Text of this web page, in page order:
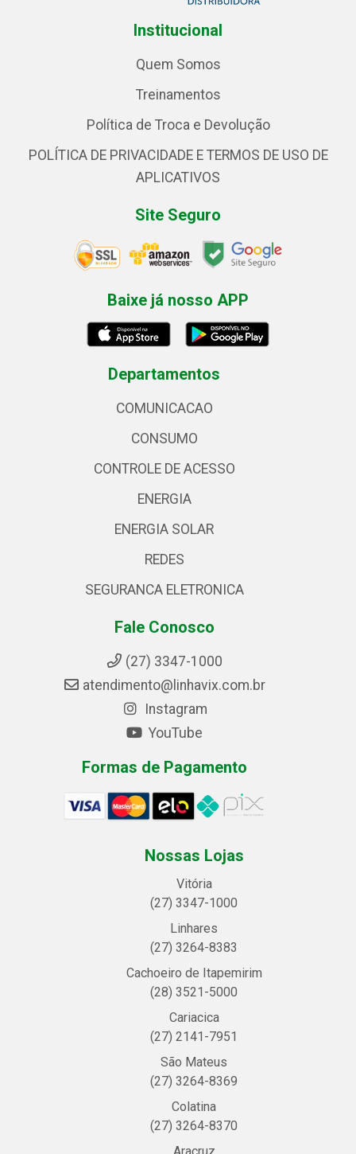
Institucional
Quem Somos
Treinamentos
Política de Troca e Devolução
POLÍTICA DE PRIVACIDADE E TERMOS DE USO DE
APLICATIVOS
Site Seguro
Baixe já nosso APP
Departamentos
COMUNICACAO
CONSUMO
CONTROLE DE ACESSO
ENERGIA
ENERGIA SOLAR
REDES
SEGURANCA ELETRONICA
Fale Conosco
(27) 3347-1000
atendimento@linhavix.com.br
Instagram
YouTube
Formas de Pagamento
Nossas Lojas
Vitória
(27) 3347-1000
Linhares
(27) 3264-8383
Cachoeiro de Itapemirim
(28) 3521-5000
Cariacica
(27) 2141-7951
São Mateus
(27) 3264-8369
Colatina
(27) 3264-8370